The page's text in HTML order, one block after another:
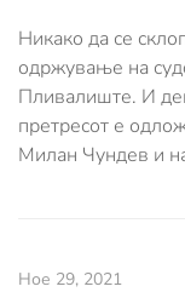
Никако да се
одржување на
Пливалиште. И
претресот е
Милан Чундев и
Ное 29, 2021